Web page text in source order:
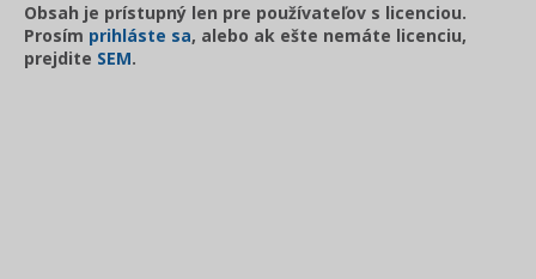
Obsah je prístupný len pre používateľov s licenciou.
Prosím prihláste sa, alebo ak ešte nemáte licenciu,
prejdite SEM.